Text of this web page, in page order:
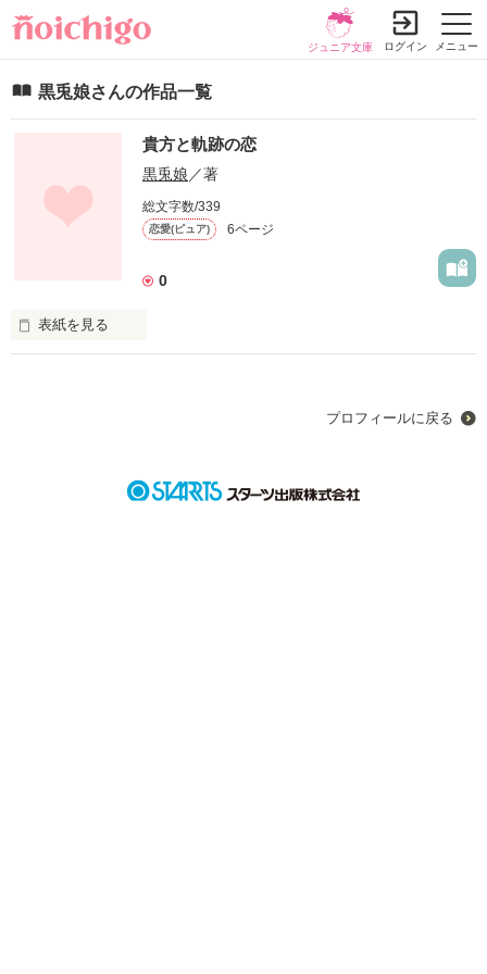
メニュー
ジュニア文庫 ログイン
黒兎娘さんの作品一覧
貴方と軌跡の恋
黒兎娘 ／著
総文字数/339
恋愛(ピュア) 6ページ
0
表紙を見る
プロフィールに戻る